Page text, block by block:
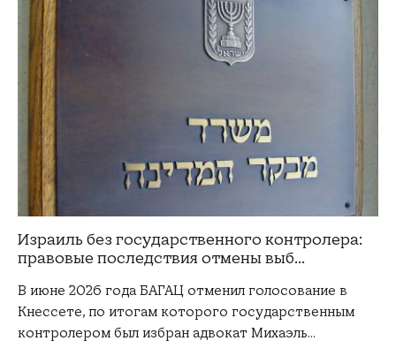
Израиль без государственного контролера:
правовые последствия отмены выб...
В июне 2026 года БАГАЦ отменил голосование в
Кнессете, по итогам которого государственным
контролером был избран адвокат Михаэль…